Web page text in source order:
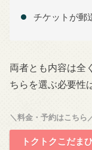
チケットが郵
両者とも内容は全
ちらを選ぶ必要性
＼料金・予約はこちら
トクトクこだま